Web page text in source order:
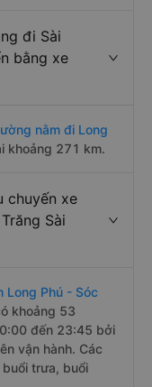
đi Sài
bằng xe
nằm đi Long
khoảng 271 km.
chuyến xe
Sài
Long Phú - Sóc
khoảng 53
đến 23:45 bởi
vận hành. Các
trưa, buổi